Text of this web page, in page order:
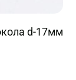
d-17мм